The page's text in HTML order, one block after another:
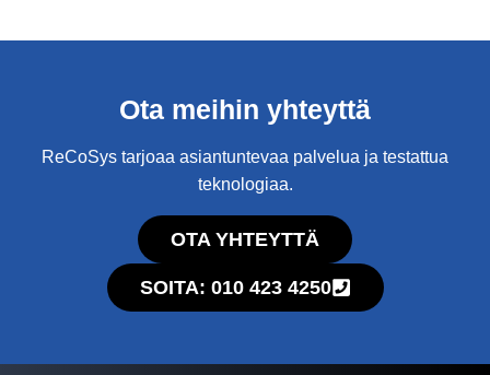
Ota meihin yhteyttä
ReCoSys tarjoaa asiantuntevaa palvelua ja testattua
teknologiaa.
OTA YHTEYTTÄ
SOITA: 010 423 4250